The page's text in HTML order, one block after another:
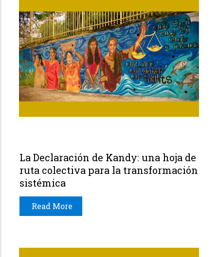
La Declaración de Kandy: una hoja de
ruta colectiva para la transformación
sistémica
Read More